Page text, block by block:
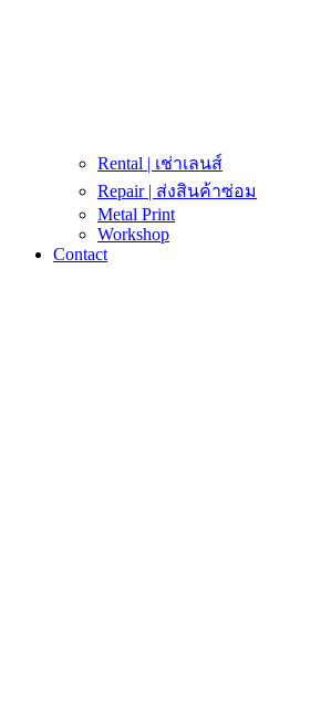
Rental | เช่าเลนส์
Repair | ส่งสินค้าซ่อม
Metal Print
Workshop
Contact